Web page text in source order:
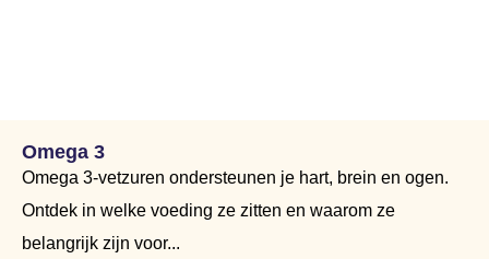
Omega 3
Omega 3-vetzuren ondersteunen je hart, brein en ogen.
Ontdek in welke voeding ze zitten en waarom ze
belangrijk zijn voor...